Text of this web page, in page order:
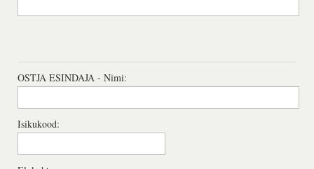
OSTJA ESINDAJA - Nimi:
Isikukood: